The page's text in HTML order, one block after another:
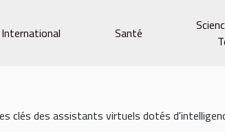
International Santé
clés des assistants virtuels dotés